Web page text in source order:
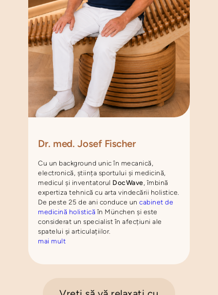
Dr. med. Josef Fischer
Cu un background unic în mecanică,
electronică, știința sportului și medicină,
medicul și inventatorul DocWave, îmbină
expertiza tehnică cu arta vindecării holistice.
De peste 25 de ani conduce un cabinet de
medicină holisticăîn München și este
considerat un specialist în afecțiuni ale
spatelui și articulațiilor.
mai mult